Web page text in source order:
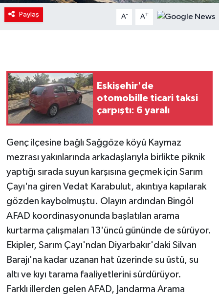
Paylaş A- A+
Eskişehir'de
otomobille ticari taksi
çarpıştı: 6 yaralı
Genç ilçesine bağlı Sağgöze köyü Kaymaz
mezrası yakınlarında arkadaşlarıyla birlikte piknik
yaptığı sırada suyun karşısına geçmek için Sarım
Çayı'na giren Vedat Karabulut, akıntıya kapılarak
gözden kaybolmuştu. Olayın ardından Bingöl
AFAD koordinasyonunda başlatılan arama
kurtarma çalışmaları 13'üncü gününde de sürüyor.
Ekipler, Sarım Çayı'ndan Diyarbakır'daki Silvan
Barajı'na kadar uzanan hat üzerinde su üstü, su
altı ve kıyı tarama faaliyetlerini sürdürüyor.
Farklı illerden gelen AFAD, Jandarma Arama